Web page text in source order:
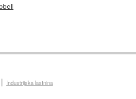
Industrijska lastnina